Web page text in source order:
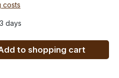
costs
days
to shopping cart